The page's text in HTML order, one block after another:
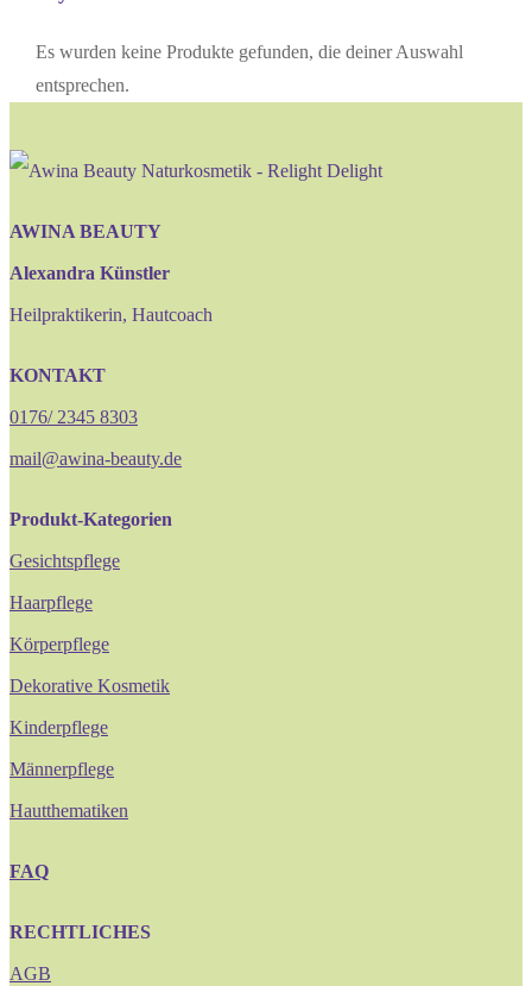
Es wurden keine Produkte gefunden, die deiner Auswahl
entsprechen.
AWINA BEAUTY
Alexandra Künstler
Heilpraktikerin, Hautcoach
KONTAKT
0176/ 2345 8303
mail@awina-beauty.de
Produkt-Kategorien
Gesichtspflege
Haarpflege
Körperpflege
Dekorative Kosmetik
Kinderpflege
Männerpflege
Hautthematiken
FAQ
RECHTLICHES
AGB